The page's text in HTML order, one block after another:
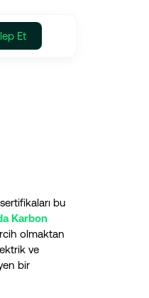
Et
bu
Karbon
olmaktan
ve
bir